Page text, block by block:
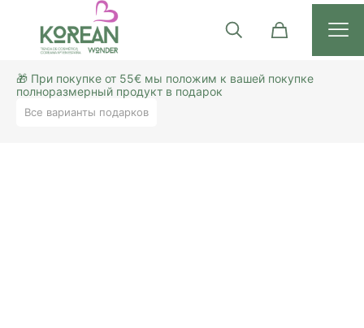
🎁 При покупке от 55€ мы положим к вашей покупке
полноразмерный продукт в подарок
Все варианты подарков